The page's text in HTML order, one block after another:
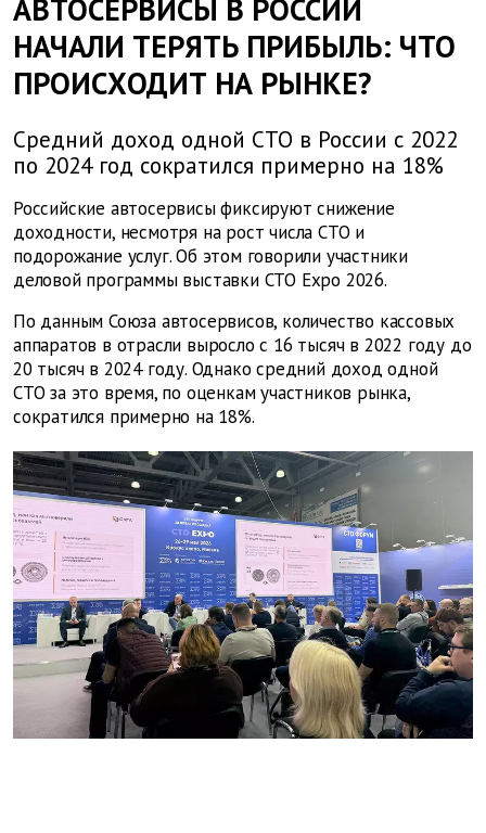
АВТОСЕРВИСЫ В РОССИИ
НАЧАЛИ ТЕРЯТЬ ПРИБЫЛЬ: ЧТО
ПРОИСХОДИТ НА РЫНКЕ?
Средний доход одной СТО в России с 2022
по 2024 год сократился примерно на 18%
Российские автосервисы фиксируют снижение
доходности, несмотря на рост числа СТО и
подорожание услуг. Об этом говорили участники
деловой программы выставки СТО Expo 2026.
По данным Союза автосервисов, количество кассовых
аппаратов в отрасли выросло с 16 тысяч в 2022 году до
20 тысяч в 2024 году. Однако средний доход одной
СТО за это время, по оценкам участников рынка,
сократился примерно на 18%.